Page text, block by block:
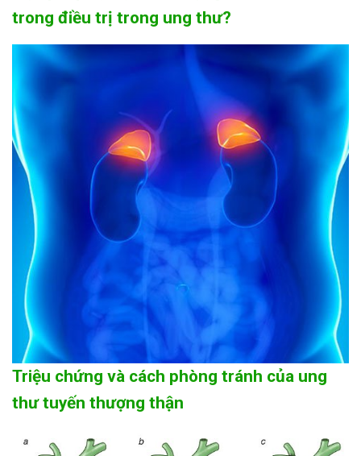
trong điều trị trong ung thư?
Triệu chứng và cách phòng tránh của ung
thư tuyến thượng thận